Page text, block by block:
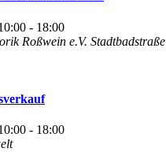
- 18:00
Roßwein e.V. Stadtbadstraße
- 18:00